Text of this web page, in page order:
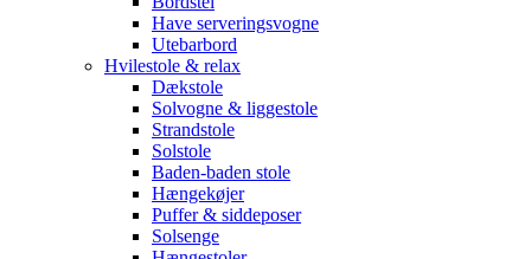
Have serveringsvogne
Utebarbord
Hvilestole & relax
Dækstole
Solvogne & liggestole
Strandstole
Solstole
Baden-baden stole
Hængekøjer
Puffer & siddeposer
Solsenge